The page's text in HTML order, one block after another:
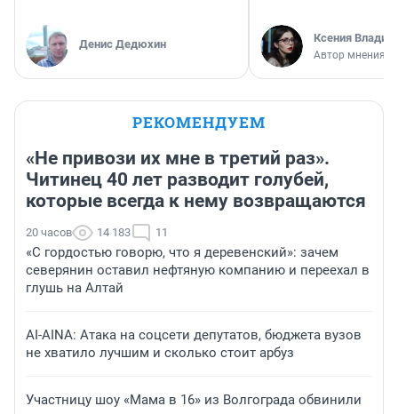
Денис Дедюхин Ксения
Автор мнения
РЕКОМЕНДУЕМ
«Не привози их мне в третий раз».
Читинец 40 лет разводит голубей,
которые всегда к нему возвращаются
20 часов 14 183 11
«С гордостью говорю, что я деревенский»: зачем
северянин оставил нефтяную компанию и переехал в
глушь на Алтай
AI-AINA: Атака на соцсети депутатов, бюджета вузов
не хватило лучшим и сколько стоит арбуз
Участницу шоу «Мама в 16» из Волгограда обвинили